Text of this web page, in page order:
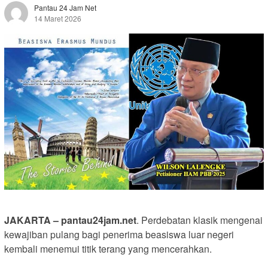
Pantau 24 Jam Net
14 Maret 2026
JAKARTA – pantau24jam.net. Perdebatan klasik mengenai
kewajiban pulang bagi penerima beasiswa luar negeri
kembali menemui titik terang yang mencerahkan.